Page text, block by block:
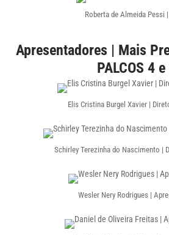
Roberta de Almeida Pessi
Apresentadores | Mais
PALCOS 4 e
Elis Cristina Burgel Xavier |
Schirley Terezinha do Nascimento |
Wesler Nery Rodrigues |